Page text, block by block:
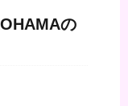
の